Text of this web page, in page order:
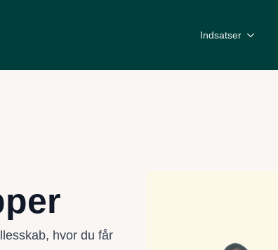
Indsatser
hvor du får